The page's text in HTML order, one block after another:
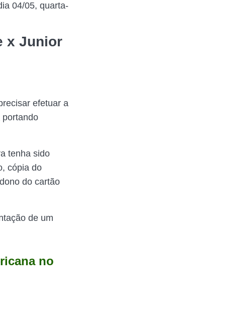
04/05, quarta-
x Junior
efetuar a
portando
tenha sido
cópia do
do cartão
de um
no